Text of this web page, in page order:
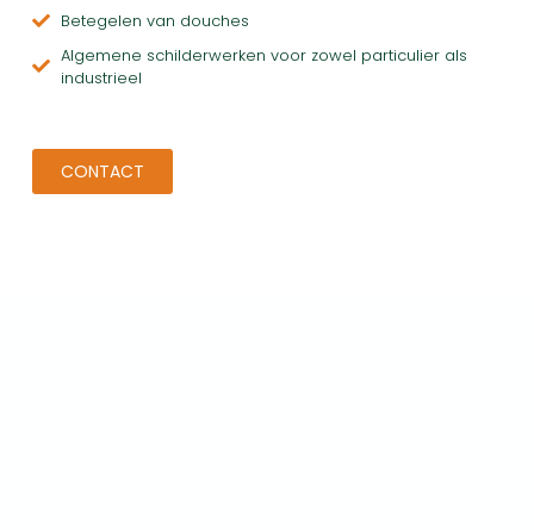
Betegelen van douches
Algemene schilderwerken voor zowel particulier als
industrieel
CONTACT